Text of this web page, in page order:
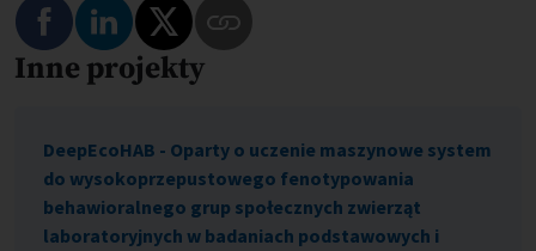
Podziel się na Facebooku
Podziel się na LinkedIn
Podziel się na Twitterze
Inne projekty
DeepEcoHAB - Oparty o uczenie maszynowe system
do wysokoprzepustowego fenotypowania
behawioralnego grup społecznych zwierząt
laboratoryjnych w badaniach podstawowych i